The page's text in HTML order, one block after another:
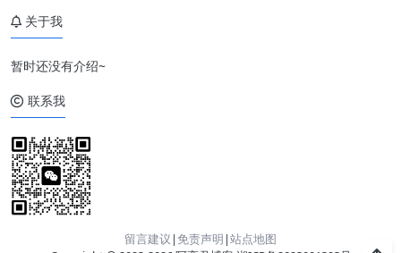
关于我
暂时还没有介绍~
联系我
留言建议 |免责声明 |站点地图